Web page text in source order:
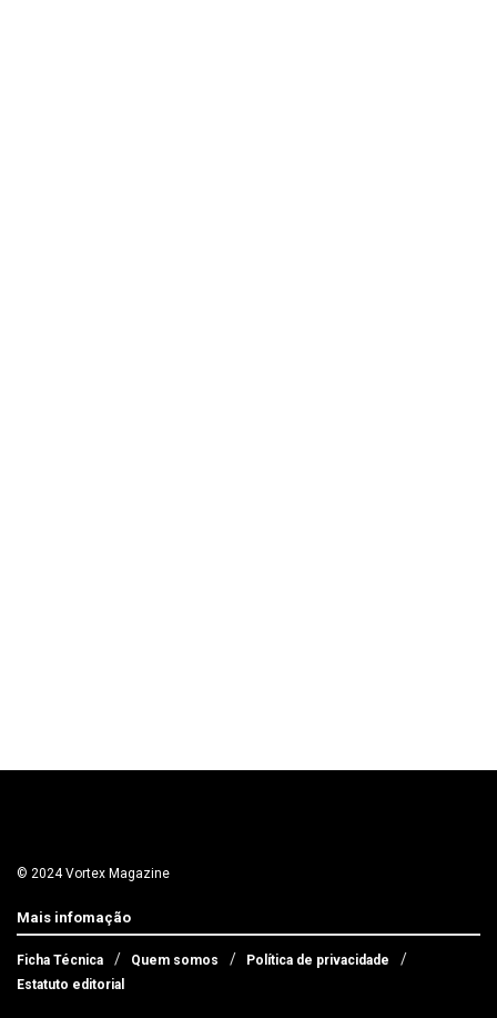
© 2024 Vortex Magazine
Mais infomação
Ficha Técnica Quem somos
Política de privacidade
Estatuto editorial